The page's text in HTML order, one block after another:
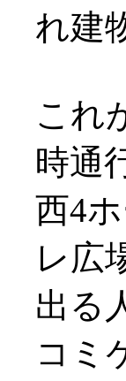
れ建
これ
時通
西4
レ広
出る
コミ